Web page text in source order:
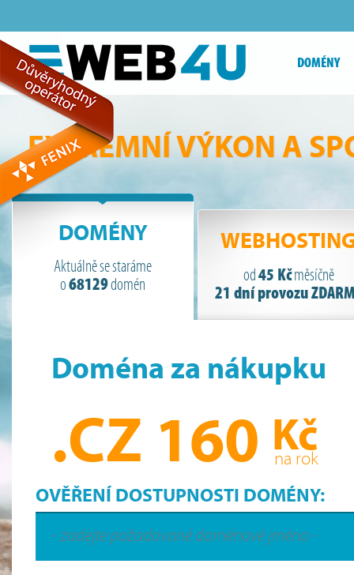
DOMÉNY
EXTRÉMNÍ VÝKON A
DOMÉNY
Aktuálně se staráme
o68129domén od45 Kčměsíčně
21 dní provozu
Doména za nákupku
.CZ 160 Kč
na rok
OVĚŘENÍ DOSTUPNOSTI DOMÉNY: